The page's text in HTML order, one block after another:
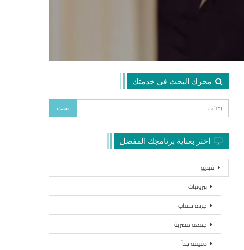
محرك البحث في خدمتك
اختر بعناية برنامجك المفضل
فيديو
بيروتيات
جردة حساب
جمعة مصرية
دقيقة جداً